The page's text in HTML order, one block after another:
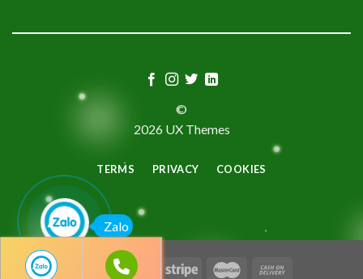
©
2026 UX Themes
TERMS PRIVACY COOKIES
Zalo